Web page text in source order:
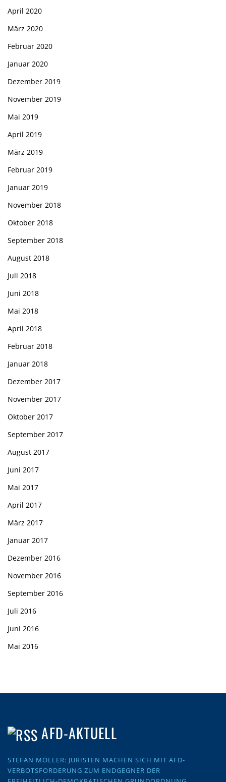
April 2020
März 2020
Februar 2020
Januar 2020
Dezember 2019
November 2019
Mai 2019
April 2019
März 2019
Februar 2019
Januar 2019
November 2018
Oktober 2018
September 2018
August 2018
Juli 2018
Juni 2018
Mai 2018
April 2018
Februar 2018
Januar 2018
Dezember 2017
November 2017
Oktober 2017
September 2017
August 2017
Juni 2017
Mai 2017
April 2017
März 2017
Januar 2017
Dezember 2016
November 2016
September 2016
Juli 2016
Juni 2016
Mai 2016
AFD-AKTUELL
STEFAN MÖLLER: JURISTEN MACHEN SICH MIT AFD-
VERBOTSFORDERUNG ZUM ENDGEGNER DER